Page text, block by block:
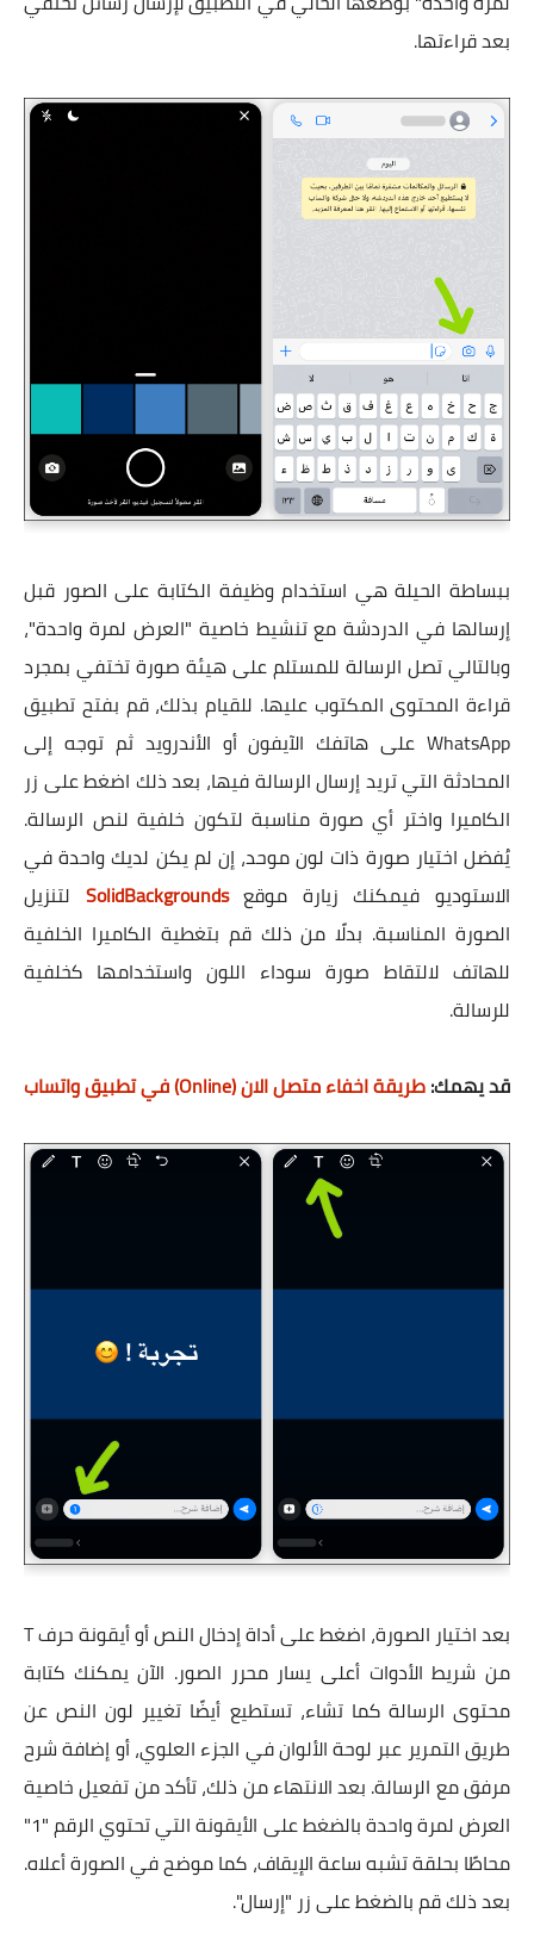
بعد قراءتها.
ببساطة الحيلة هي استخدام وظيفة الكتابة على الصور قبل
إرسالها في الدردشة مع تنشيط خاصية "العرض لمرة واحدة"،
وبالتالي تصل الرسالة للمستلم على هيئة صورة تختفي بمجرد
قراءة المحتوى المكتوب عليها. للقيام بذلك، قم بفتح تطبيق
WhatsApp على هاتفك الآيفون أو الأندرويد ثم توجه إلى
المحادثة التي تريد إرسال الرسالة فيها، بعد ذلك اضغط على زر
الكاميرا واختر أي صورة مناسبة لتكون خلفية لنص الرسالة.
يُفضل اختيار صورة ذات لون موحد، إن لم يكن لديك واحدة في
الاستوديو فيمكنك زيارة موقعSolidBackgrounds لتنزيل
الصورة المناسبة. بدلًا من ذلك قم بتغطية الكاميرا الخلفية
للهاتف لالتقاط صورة سوداء اللون واستخدامها كخلفية
للرسالة.
قد يهمك:طريقة اخفاء متصل الان (Online) في تطبيق واتساب
بعد اختيار الصورة، اضغط على أداة إدخال النص أو أيقونة حرف T
من شريط الأدوات أعلى يسار محرر الصور. الآن يمكنك كتابة
محتوى الرسالة كما تشاء، تستطيع أيضًا تغيير لون النص عن
طريق التمرير عبر لوحة الألوان في الجزء العلوي، أو إضافة شرح
مرفق مع الرسالة. بعد الانتهاء من ذلك، تأكد من تفعيل خاصية
العرض لمرة واحدة بالضغط على الأيقونة التي تحتوي الرقم "1"
محاطًا بحلقة تشبه ساعة الإيقاف، كما موضح في الصورة أعلاه.
بعد ذلك قم بالضغط على زر "إرسال".